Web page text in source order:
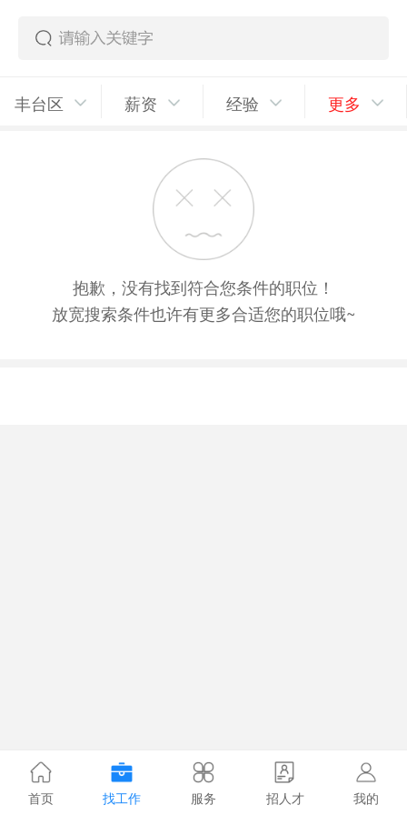
丰台区 薪资 经验 更多
抱歉，没有找到符合您条件的职位！
放宽搜索条件也许有更多合适您的职位哦~
首页 找工作 服务 招人才 我的